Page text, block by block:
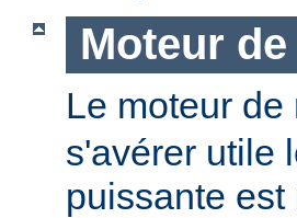
Moteur
Le moteur de
s'avérer utile
puissante